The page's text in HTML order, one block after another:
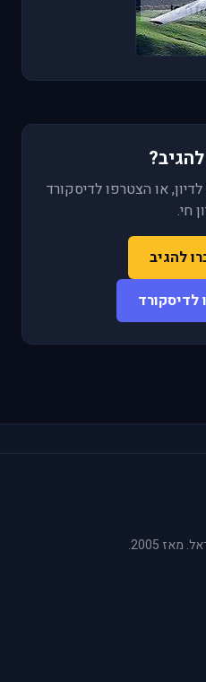
או הצטרפו לדיסקורד
חי.
להגיב
לדיסקורד
2005.